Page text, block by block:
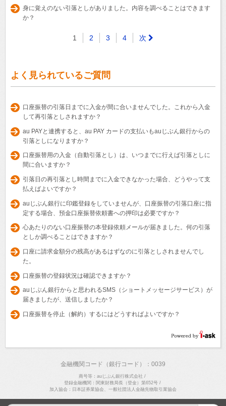
身に覚えのない引落としがありました。内容を調べることはできます
か？
1 2 3 4 次
よく見られているご質問
口座振替の引落日までに入金が間に合いませんでした。これから入金
して再引落としされますか？
au PAYと連携すると、au PAY カードの支払いもauじぶん銀行からの
引落としになりますか？
口座振替用の入金（自動引落とし）は、いつまでに行えば引落としに
間に合いますか？
引落日の再引落とし時間までに入金できなかった場合、どうやって支
払えばよいですか？
auじぶん銀行に印鑑登録をしていませんが、口座振替の引落口座に指
定する場合、預金口座振替依頼書への押印は必要ですか？
心あたりのない口座振替の本登録依頼メールが届きました。何の引落
としか調べることはできますか？
口座に請求金額分の残高があるはずなのに引落としされませんでし
た。
口座振替の登録状況は確認できますか？
auじぶん銀行からと思われるSMS（ショートメッセージサービス）が
届きましたが、送信しましたか？
口座振替を停止（解約）するにはどうすればよいですか？
金融機関コード（銀行コード）：0039
商号等：auじぶん銀行株式会社 /
登録金融機関：関東財務局長（登金）第652号/
加入協会：日本証券業協会、一般社団法人金融先物取引業協会